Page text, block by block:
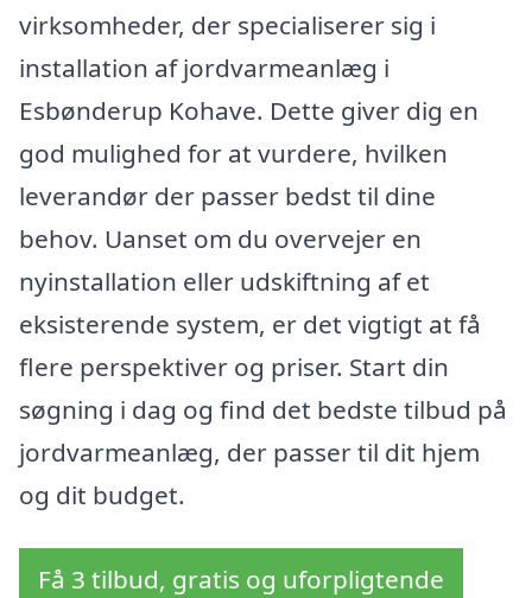
virksomheder, der specialiserer sig i
installation af jordvarmeanlæg i
Esbønderup Kohave. Dette giver dig en
god mulighed for at vurdere, hvilken
leverandør der passer bedst til dine
behov. Uanset om du overvejer en
nyinstallation eller udskiftning af et
eksisterende system, er det vigtigt at få
flere perspektiver og priser. Start din
søgning i dag og find det bedste tilbud på
jordvarmeanlæg, der passer til dit hjem
og dit budget.
Få 3 tilbud, gratis og uforpligtende